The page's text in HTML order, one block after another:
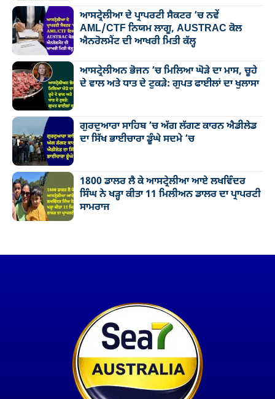
ਆਸਟ੍ਰੇਲੀਆ ਦੇ ਪ੍ਰਾਪਰਟੀ ਸੈਕਟਰ ’ਚ ਨਵੇਂ
AML/CTF ਨਿਯਮ ਲਾਗੂ, AUSTRAC ਕੋਲ
ਐਨਰੋਲਮੈਂਟ ਦੀ ਆਖਰੀ ਮਿਤੀ ਕੱਲ੍ਹ
ਆਸਟ੍ਰੇਲੀਅਨ ਭੋਜਨ ’ਚ ਮਿਲਿਆ ਘੋੜੇ ਦਾ ਮਾਸ, ਚੂਹੇ
ਦੇ ਵਾਲ ਅਤੇ ਧਾਤ ਦੇ ਟੁਕੜੇ: ਗੁਪਤ ਫਾਈਲਾਂ ਦਾ ਖੁਲਾਸਾ
ਗੁਰਦੁਆਰਾ ਸਾਹਿਬ ’ਚ ਅੱਗ ਲੱਗਣ ਕਾਰਨ ਐਡੀਲੇਡ
ਦਾ ਸਿੱਖ ਭਾਈਚਾਰਾ ਡੂੰਘੇ ਸਦਮੇ ’ਚ
1800 ਡਾਲਰ ਲੈ ਕੇ ਆਸਟ੍ਰੇਲੀਆ ਆਏ ਲਖਵਿੰਦਰ
ਸਿੰਘ ਨੇ ਖੜ੍ਹਾ ਕੀਤਾ 11 ਮਿਲੀਅਨ ਡਾਲਰ ਦਾ ਪ੍ਰਾਪਰਟੀ
ਸਾਮਰਾਜ